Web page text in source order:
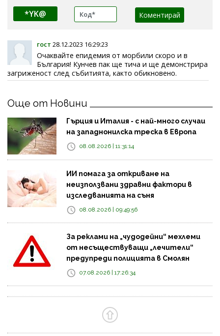
*YK@
гост 28.12.2023 16:29:23
Очаквайте епидемия от морбили скоро и в
България! Кунчев пак ще тича и ще демонстрира
загриженост след събитията, както обикновено.
Още от Новини
Гърция и Италия - с най-много случаи
на западнонилска треска в Европа
08.08.2026 | 11:31:14
ИИ помага за откриване на
неизползвани здравни фактори в
изследванията на съня
08.08.2026 | 09:49:56
За реклами на „чудодейни“ мехлеми
от несъществуващи „лечители“
предупреди полицията в Смолян
07.08.2026 | 17:26:34